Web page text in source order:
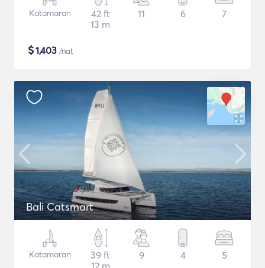
Katamaran
42 ft
13 m
11 6 7
$1,403 /nat
Bali Catsmart
Katamaran
39 ft
12 m
9 4 5